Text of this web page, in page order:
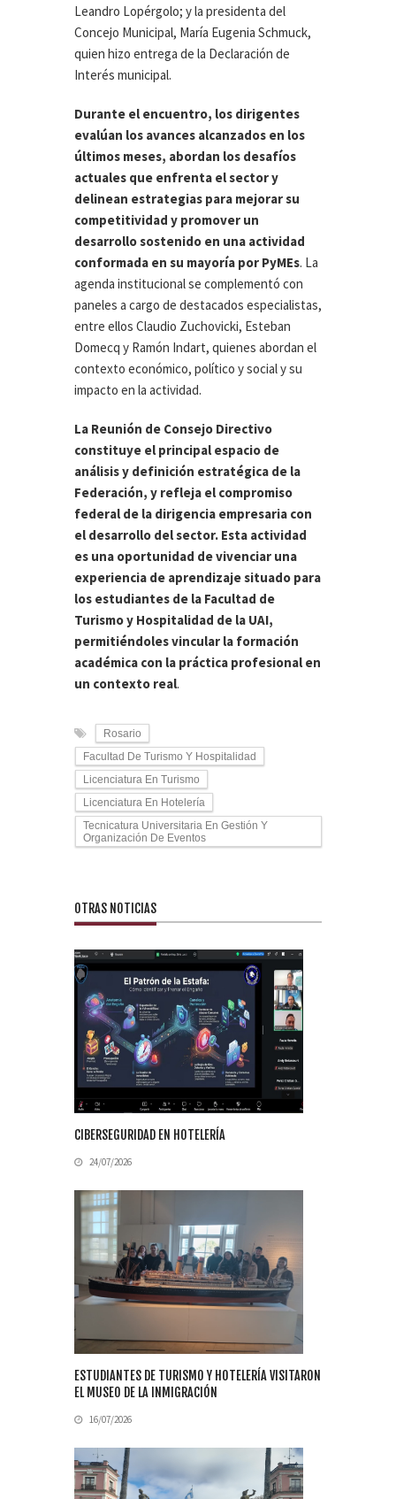
Leandro Lopérgolo; y la presidenta del
Concejo Municipal, María Eugenia Schmuck,
quien hizo entrega de la Declaración de
Interés municipal.
Durante el encuentro, los dirigentes
evalúan los avances alcanzados en los
últimos meses, abordan los desafíos
actuales que enfrenta el sector y
delinean estrategias para mejorar su
competitividad y promover un
desarrollo sostenido en una actividad
conformada en su mayoría por PyMEs. La
agenda institucional se complementó con
paneles a cargo de destacados especialistas,
entre ellos Claudio Zuchovicki, Esteban
Domecq y Ramón Indart, quienes abordan el
contexto económico, político y social y su
impacto en la actividad.
La Reunión de Consejo Directivo
constituye el principal espacio de
análisis y definición estratégica de la
Federación, y refleja el compromiso
federal de la dirigencia empresaria con
el desarrollo del sector. Esta actividad
es una oportunidad de vivenciar una
experiencia de aprendizaje situado para
los estudiantes de la Facultad de
Turismo y Hospitalidad de la UAI,
permitiéndoles vincular la formación
académica con la práctica profesional en
un contexto real.
Rosario
Facultad De Turismo Y Hospitalidad
Licenciatura En Turismo
Licenciatura En Hotelería
Tecnicatura Universitaria En Gestión Y
Organización De Eventos
OTRAS NOTICIAS
CIBERSEGURIDAD EN HOTELERÍA
24/07/2026
ESTUDIANTES DE TURISMO Y HOTELERÍA VISITARON
EL MUSEO DE LA INMIGRACIÓN
16/07/2026